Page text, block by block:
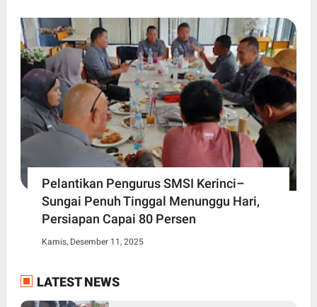
Pelantikan Pengurus SMSI Kerinci–
Sungai Penuh Tinggal Menunggu Hari,
Persiapan Capai 80 Persen
Kamis, Desember 11, 2025
LATEST NEWS